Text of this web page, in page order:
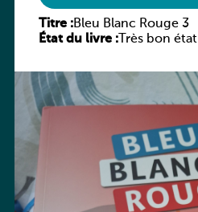
Titre :Bleu Blanc Rouge 3
État du livre :Très bon état